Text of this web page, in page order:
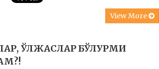
View More
ЎЛЖАСЛАР БЎЛУРМИ